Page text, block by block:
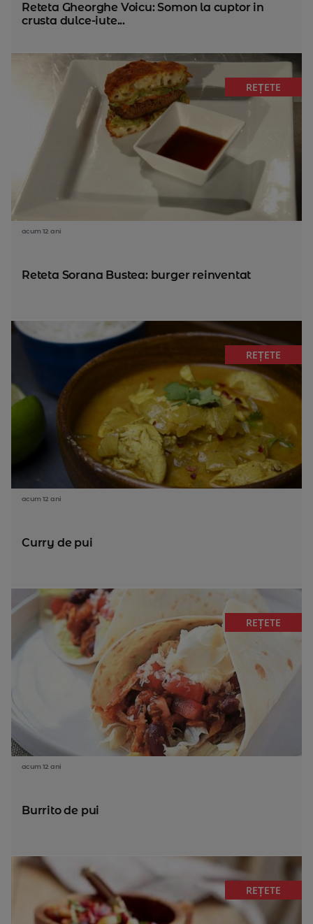
Reteta Gheorghe Voicu: Somon la cuptor in
crusta dulce-iute...
REȚETE
acum 12 ani
Reteta Sorana Bustea: burger reinventat
REȚETE
acum 12 ani
Curry de pui
REȚETE
acum 12 ani
Burrito de pui
REȚETE